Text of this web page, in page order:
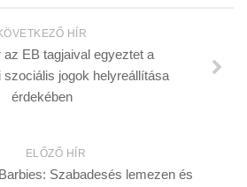
HÍR
az EB tagjaival egyeztet a
szociális jogok helyreállítása
érdekében
ELŐZŐ HÍR
Szabadesés lemezen és